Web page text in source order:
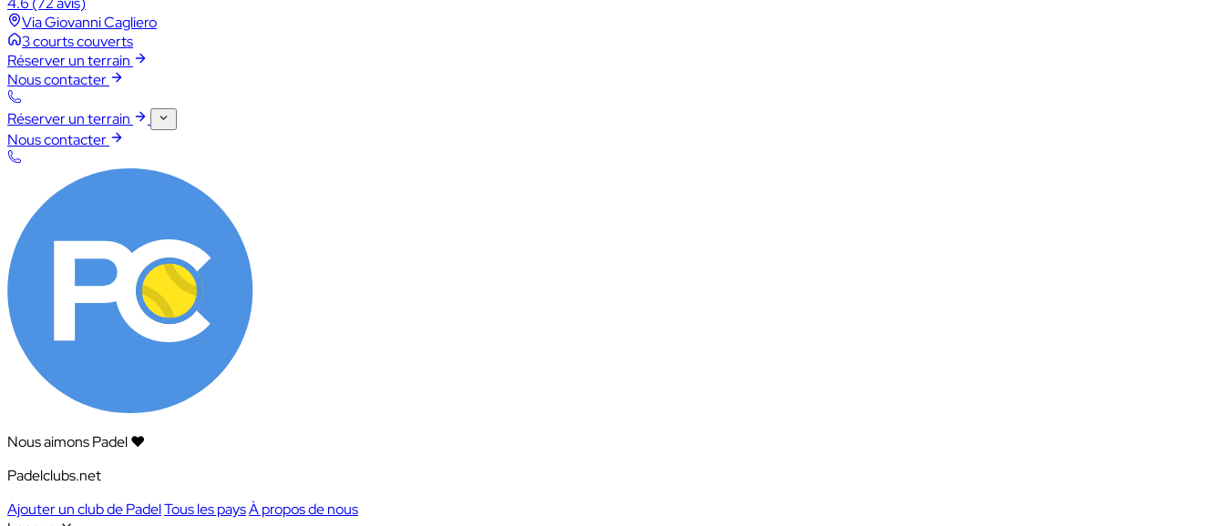
Via Giovanni Cagliero
3 courts couverts
Réserver un terrain
Nous contacter
Réserver un terrain
Nous contacter
Nous aimons Padel ❤️
Padelclubs.net
Ajouter un club de PadelTous les paysÀ propos de nous